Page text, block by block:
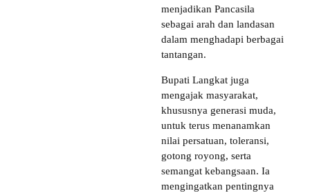
menjadikan Pancasila
sebagai arah dan landasan
dalam menghadapi berbagai
tantangan.
Bupati Langkat juga
mengajak masyarakat,
khususnya generasi muda,
untuk terus menanamkan
nilai persatuan, toleransi,
gotong royong, serta
semangat kebangsaan. Ia
mengingatkan pentingnya